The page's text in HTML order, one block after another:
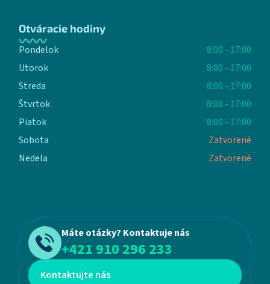
Otváracie hodiny
Pondelok
8:00 - 17:00
Utorok
8:00 - 17:00
Streda
8:00 - 17:00
Štvrtok
8:00 - 17:00
Piatok
8:00 - 17:00
Sobota
Zatvorené
Nedela
Zatvorené
Máte otázky? Kontaktuje nás
+421 910 296 233
Kontaktujte nás